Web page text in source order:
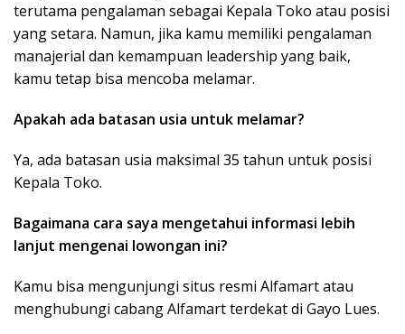
terutama pengalaman sebagai Kepala Toko atau posisi
yang setara. Namun, jika kamu memiliki pengalaman
manajerial dan kemampuan leadership yang baik,
kamu tetap bisa mencoba melamar.
Apakah ada batasan usia untuk melamar?
Ya, ada batasan usia maksimal 35 tahun untuk posisi
Kepala Toko.
Bagaimana cara saya mengetahui informasi lebih
lanjut mengenai lowongan ini?
Kamu bisa mengunjungi situs resmi Alfamart atau
menghubungi cabang Alfamart terdekat di Gayo Lues.